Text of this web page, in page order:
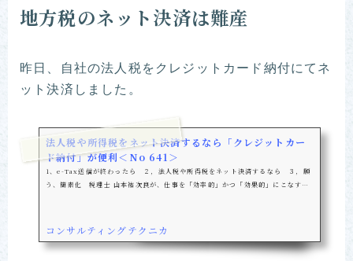
地方税のネット決済は難産
昨日、自社の法人税をクレジットカード納付にてネ
ット決済しました。
法人税や所得税をネット決済するなら「クレジットカー
ド納付」が便利＜No 641＞
1、e-Tax送信が終わったら ２，法人税や所得税をネット決済するなら ３，願
う、簡素化 税理士 山本祐次良が、仕事を「効率的」かつ「効果的」にこなすこ
コンサルティングテクニカ